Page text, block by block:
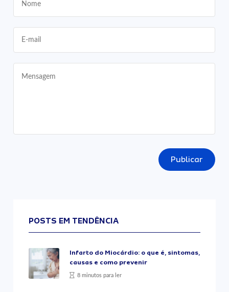
Publicar
POSTS EM TENDÊNCIA
Infarto do Miocárdio: o que é, sintomas,
causas e como prevenir
8 minutos para ler